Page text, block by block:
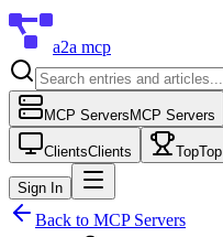
a2a mcp
MCP Servers MCP Servers
ClientsClients TopTop
Sign In
Back to MCP Servers